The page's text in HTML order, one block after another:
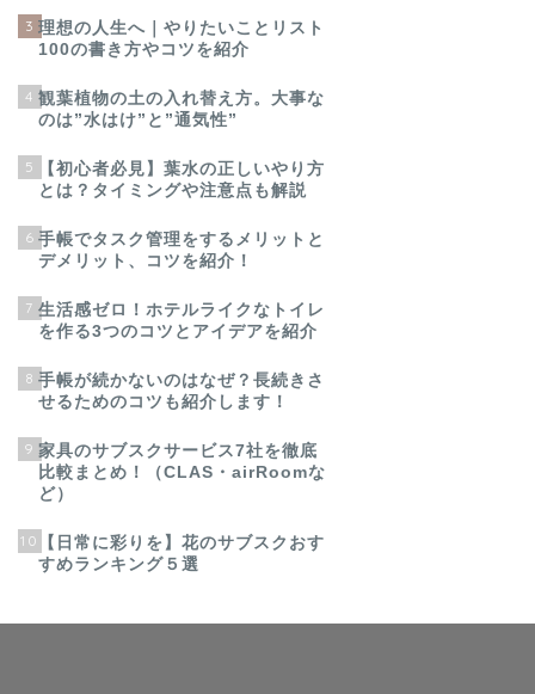
3 理想の人生へ｜やりたいことリスト
100の書き方やコツを紹介
4 観葉植物の土の入れ替え方。大事な
のは”水はけ”と”通気性”
5
【初心者必見】葉水の正しいやり方
とは？タイミングや注意点も解説
6 手帳でタスク管理をするメリットと
デメリット、コツを紹介！
7 生活感ゼロ！ホテルライクなトイレ
を作る3つのコツとアイデアを紹介
8 手帳が続かないのはなぜ？長続きさ
せるためのコツも紹介します！
9 家具のサブスクサービス7社を徹底
比較まとめ！（CLAS・airRoomな
ど）
10
【日常に彩りを】花のサブスクおす
すめランキング５選